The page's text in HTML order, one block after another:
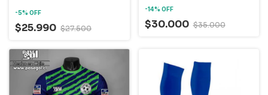
-5% OFF
$25.990 $27.500
-14% OFF
$30.000 $35.000